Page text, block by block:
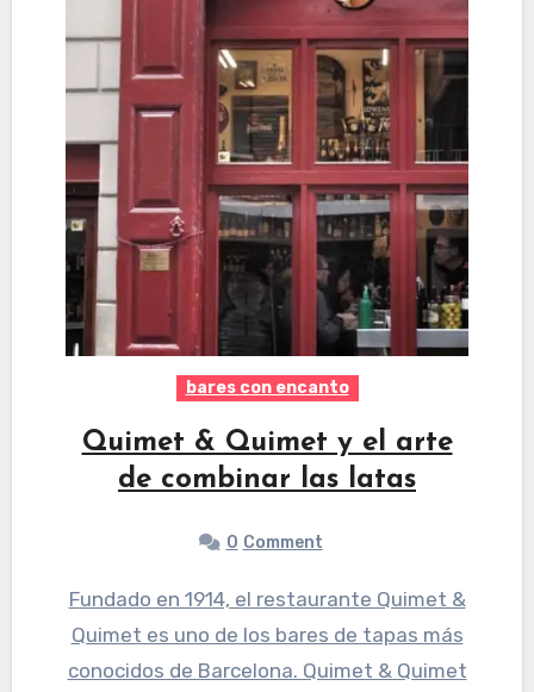
bares con encanto
Quimet & Quimet y el arte
de combinar las latas
0 Comment
Fundado en 1914, el restaurante Quimet &
Quimet es uno de los bares de tapas más
conocidos de Barcelona. Quimet & Quimet